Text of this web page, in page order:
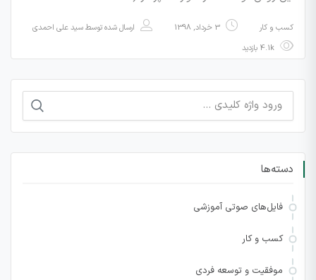
کسب و کار 3 خرداد, 1398 ارسال شده توسطسید علی احمدی
جستجو
برای:
دسته‌ها
فایل‌های صوتی آموزشی
کسب و کار
موفقیت و توسعه فردی